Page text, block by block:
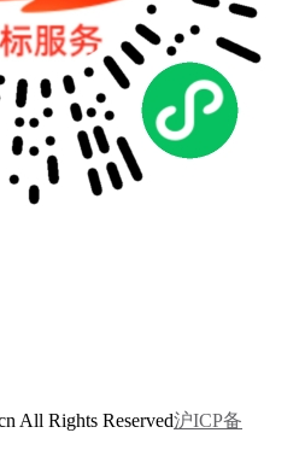
All Rights Reserved沪ICP备